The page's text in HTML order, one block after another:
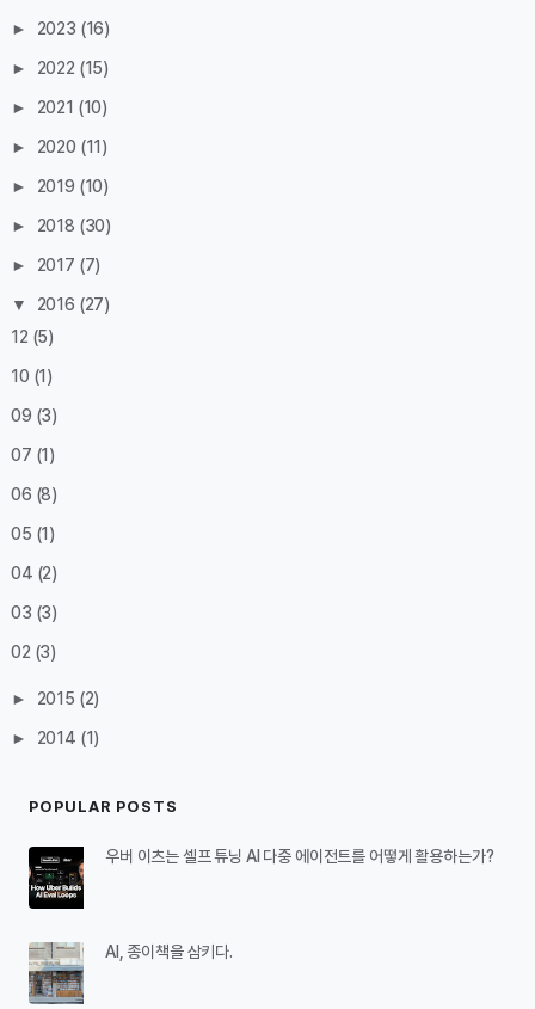
► 2023 (16)
► 2022 (15)
► 2021 (10)
► 2020 (11)
► 2019 (10)
► 2018 (30)
► 2017 (7)
▼ 2016 (27)
12 (5)
10 (1)
09 (3)
07 (1)
06 (8)
05 (1)
04 (2)
03 (3)
02 (3)
► 2015 (2)
► 2014 (1)
POPULAR POSTS
우버 이츠는 셀프 튜닝 AI 다중 에이전트를 어떻게 활용하는가?
AI, 종이책을 삼키다.